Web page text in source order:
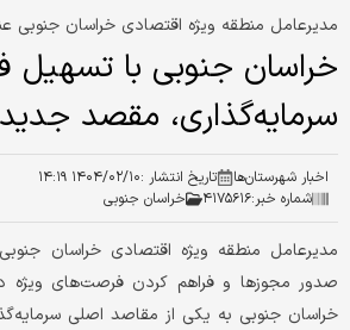
مدیرعامل منطقه ویژه اقتصادی خراسان جنوبی
خراسان جنوبی با تسهیل
سرمایه‌گذاری، مقصد
اخبار شهرستان‌ها تاریخ انتشار :۱۴۰۴/۰۲/۱۰ ۱۴:۱۹
شماره خبر:۴۱۷۵۶۱۶ خراسان جنوبی
مدیرعامل منطقه ویژه اقتصادی خراسان
صدور مجوزها و فراهم کردن فرصت‌های ویژه
خراسان جنوبی به یکی از مقاصد اصلی